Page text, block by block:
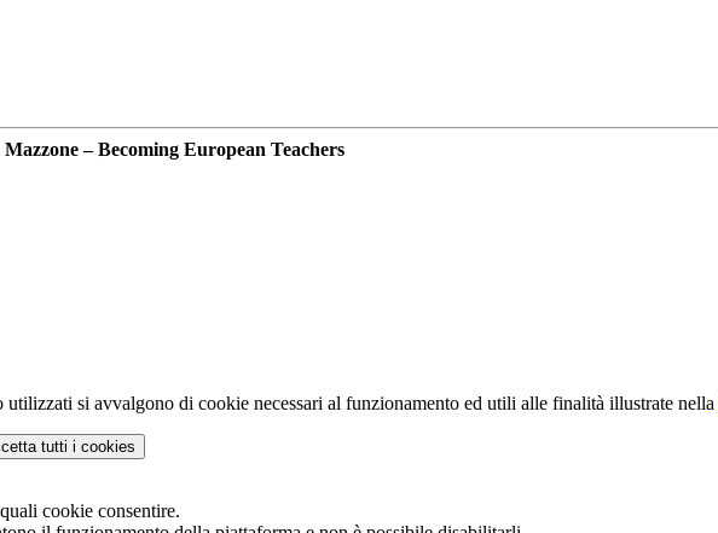
– Becoming European Teachers
utilizzati si avvalgono di cookie necessari al funzionamento ed utili alle finalità illustrate nella
tutti i cookies
cookie consentire.